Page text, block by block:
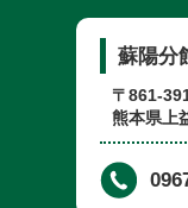
蘇陽分
〒861-
熊本県上